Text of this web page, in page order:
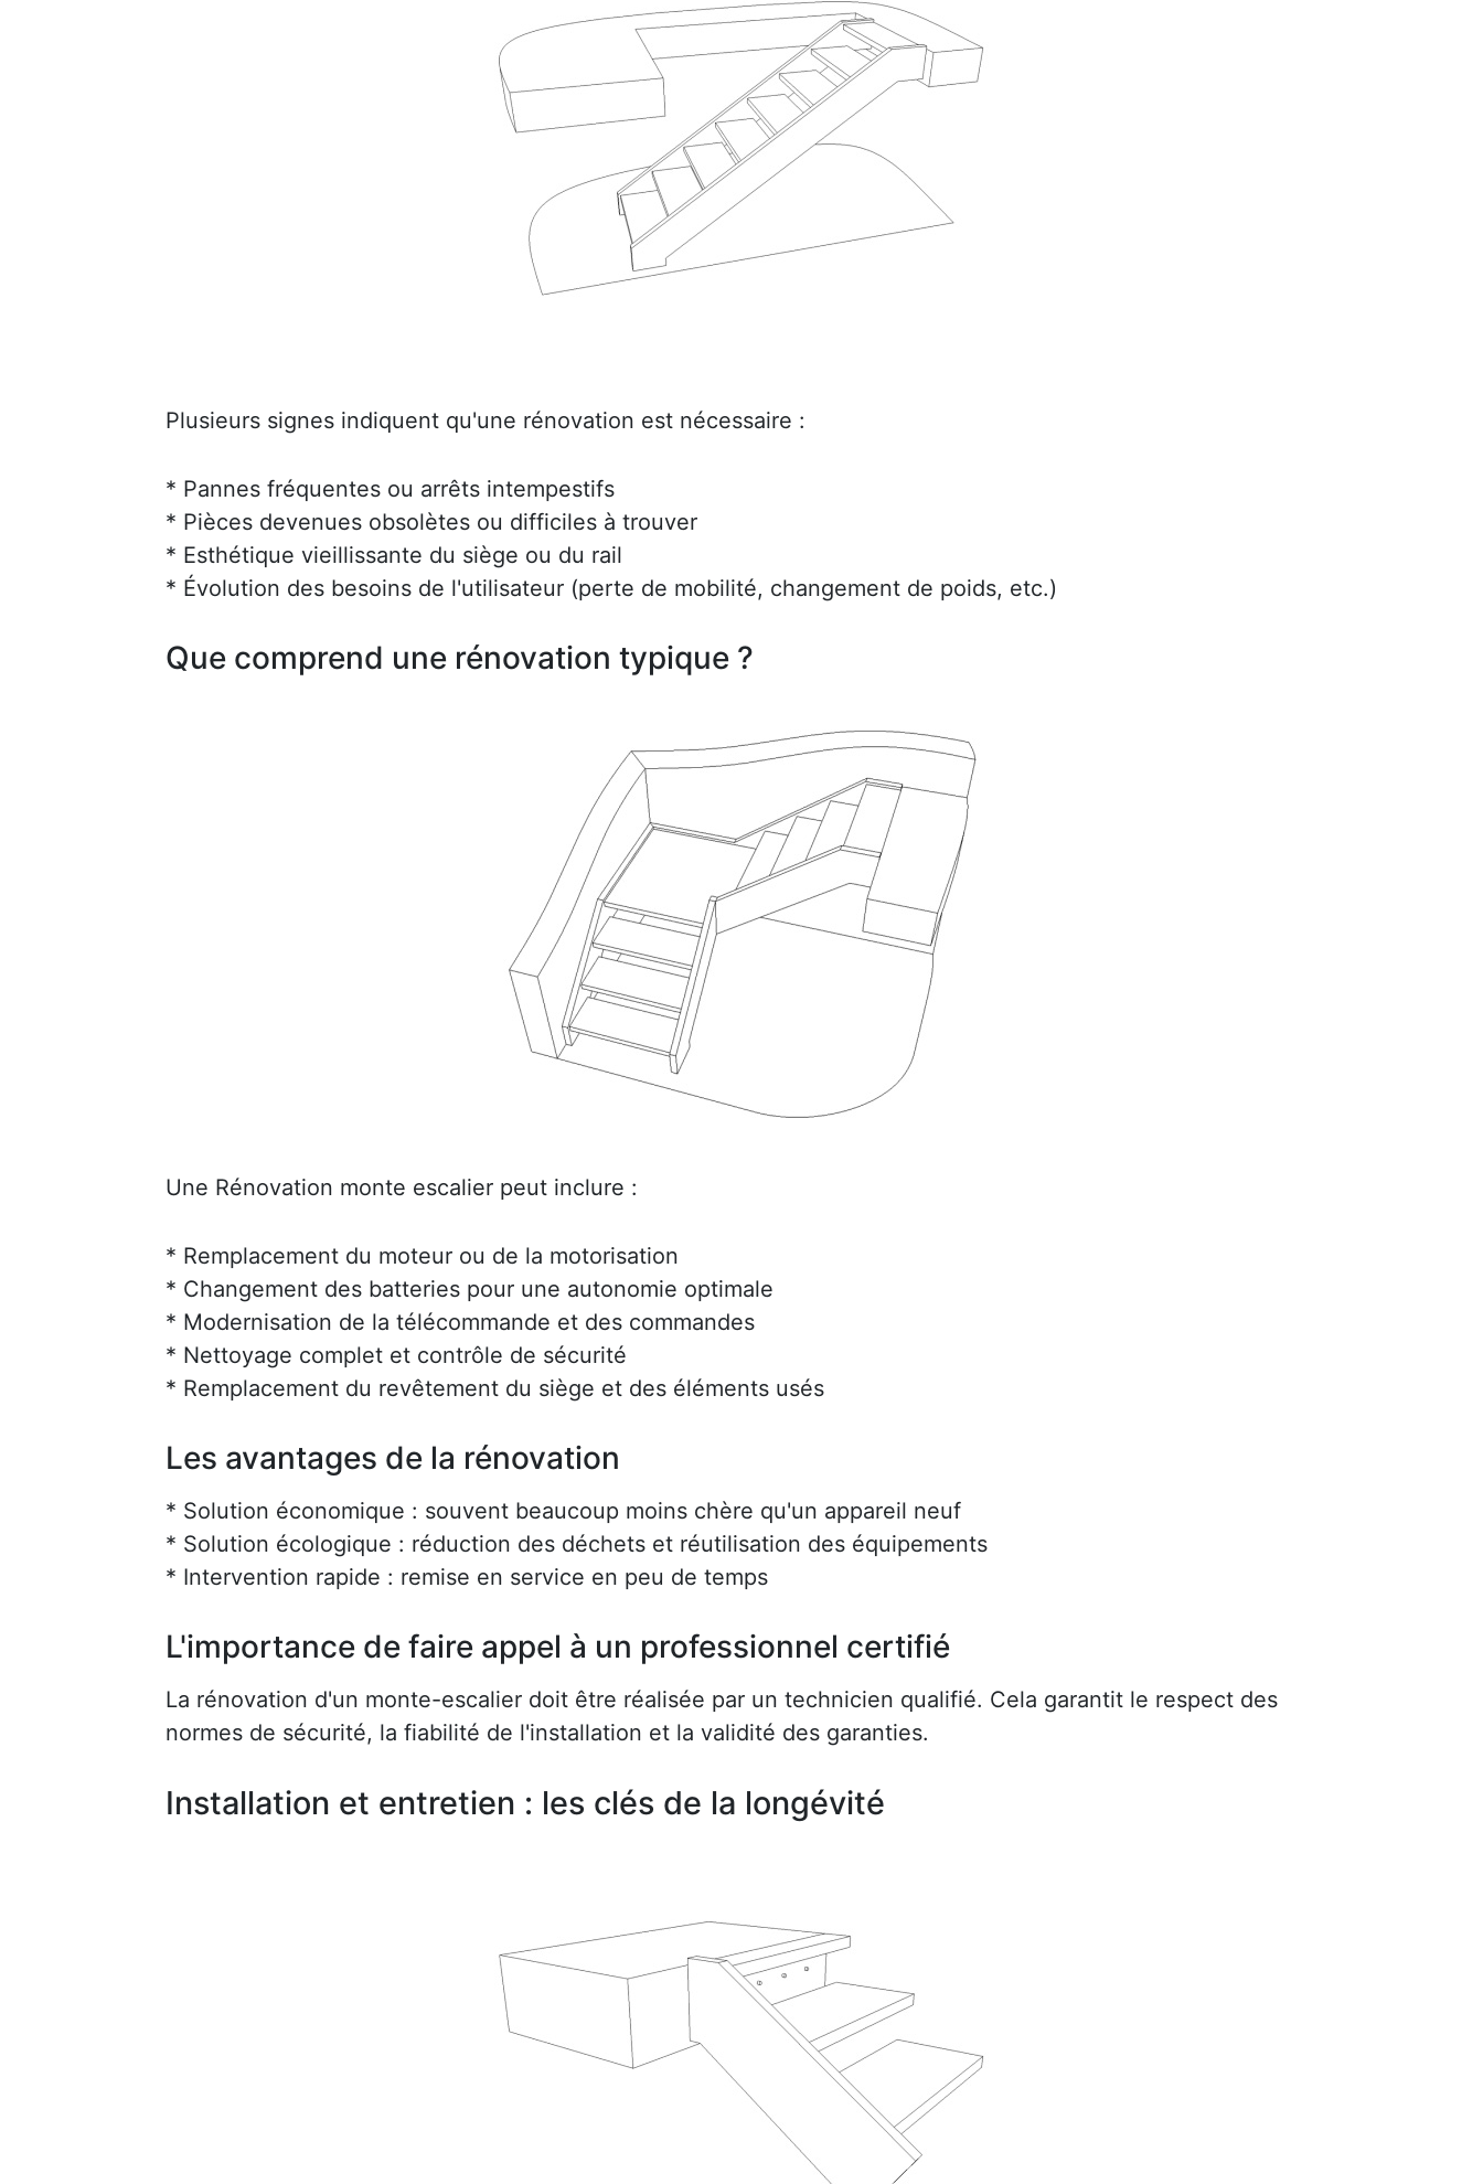
Plusieurs signes indiquent qu'une rénovation est nécessaire :
* Pannes fréquentes ou arrêts intempestifs
* Pièces devenues obsolètes ou difficiles à trouver
* Esthétique vieillissante du siège ou du rail
* Évolution des besoins de l'utilisateur (perte de mobilité, changement de poids, etc.)
Que comprend une rénovation typique ?
Une Rénovation monte escalier peut inclure :
* Remplacement du moteur ou de la motorisation
* Changement des batteries pour une autonomie optimale
* Modernisation de la télécommande et des commandes
* Nettoyage complet et contrôle de sécurité
* Remplacement du revêtement du siège et des éléments usés
Les avantages de la rénovation
* Solution économique : souvent beaucoup moins chère qu'un appareil neuf
* Solution écologique : réduction des déchets et réutilisation des équipements
* Intervention rapide : remise en service en peu de temps
L'importance de faire appel à un professionnel certifié
La rénovation d'un monte-escalier doit être réalisée par un technicien qualifié. Cela garantit le respect des
normes de sécurité, la fiabilité de l'installation et la validité des garanties.
Installation et entretien : les clés de la longévité